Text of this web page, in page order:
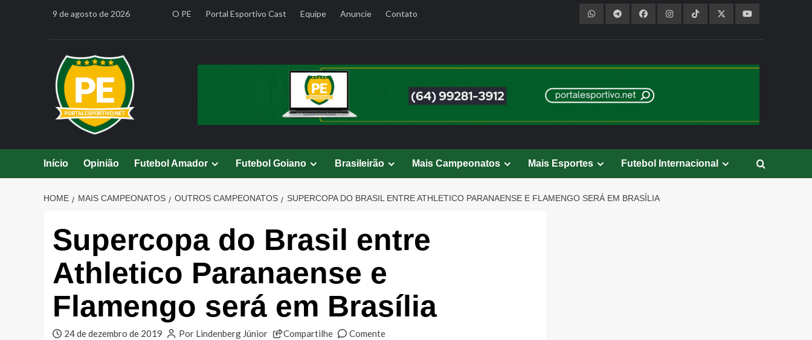
9 de agosto de 2026 O PE Portal Esportivo Cast Equipe Anuncie Contato
Início Opinião Futebol Amador Futebol Goiano Brasileirão Mais Campeonatos Mais Esportes Futebol Internacional
HOME MAIS CAMPEONATOS OUTROS CAMPEONATOS SUPERCOPA DO BRASIL ENTRE ATHLETICO PARANAENSE E FLAMENGO SERÁ EM BRASÍLIA
Supercopa do Brasil entre
Athletico Paranaense e
Flamengo será em Brasília
24 de dezembro de 2019 Por Lindenberg Júnior Compartilhe Comente